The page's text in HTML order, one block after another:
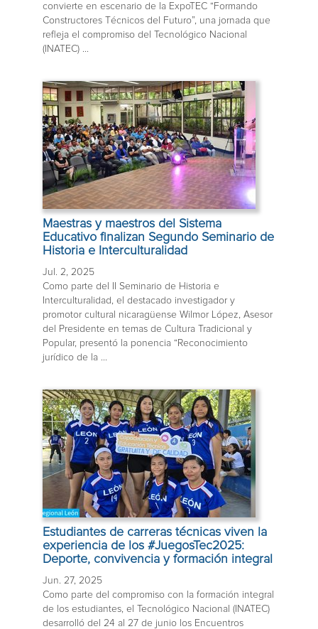
convierte en escenario de la ExpoTEC “Formando
Constructores Técnicos del Futuro”, una jornada que
refleja el compromiso del Tecnológico Nacional
(INATEC) ...
Maestras y maestros del Sistema
Educativo finalizan Segundo Seminario de
Historia e Interculturalidad
Jul. 2, 2025
Como parte del II Seminario de Historia e
Interculturalidad, el destacado investigador y
promotor cultural nicaragüense Wilmor López, Asesor
del Presidente en temas de Cultura Tradicional y
Popular, presentó la ponencia “Reconocimiento
jurídico de la ...
Estudiantes de carreras técnicas viven la
experiencia de los #JuegosTec2025:
Deporte, convivencia y formación integral
Jun. 27, 2025
Como parte del compromiso con la formación integral
de los estudiantes, el Tecnológico Nacional (INATEC)
desarrolló del 24 al 27 de junio los Encuentros